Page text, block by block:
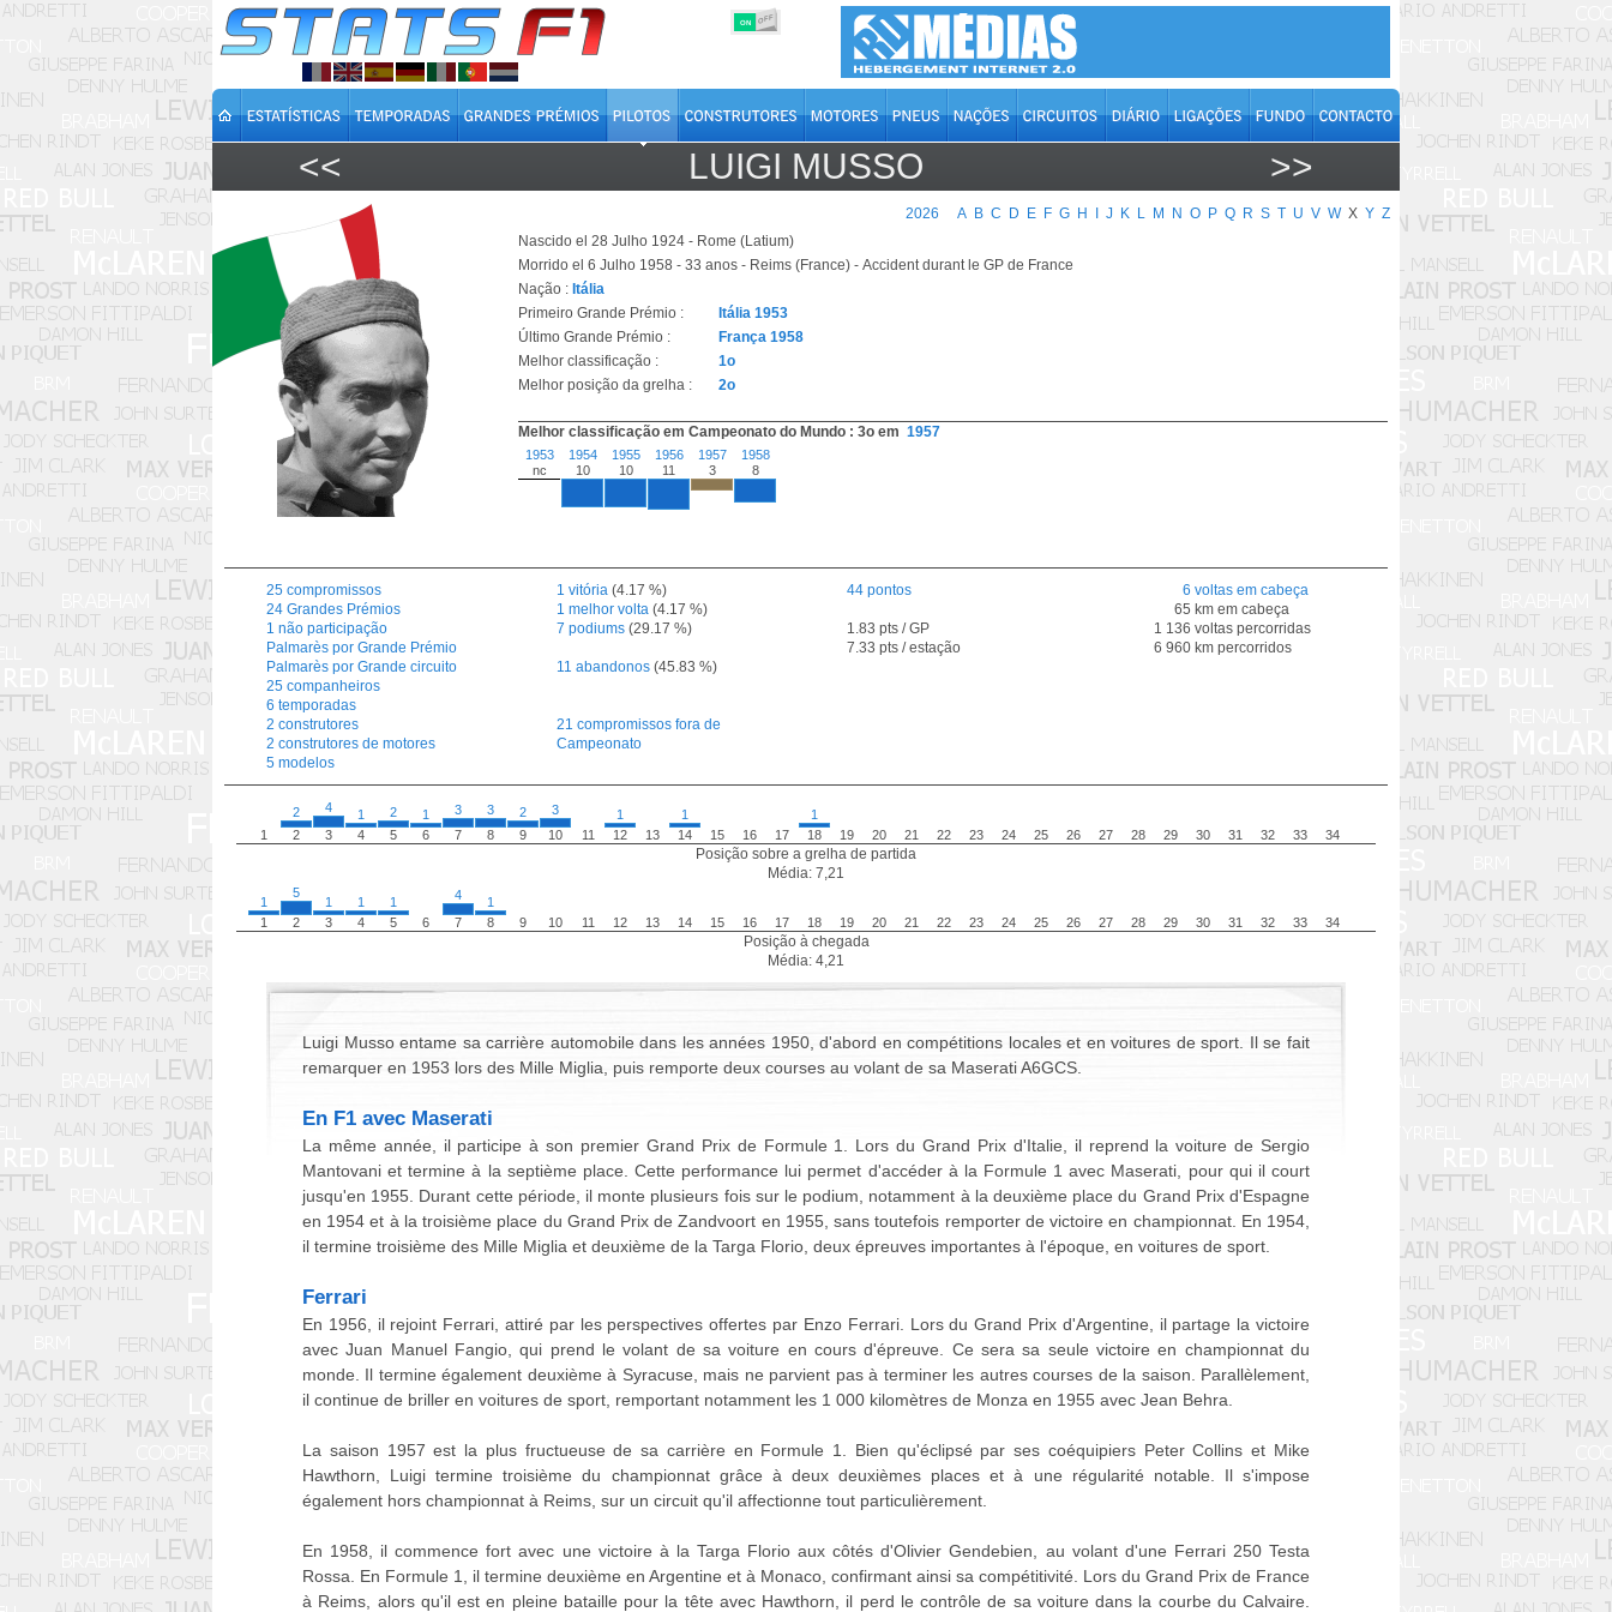
ON OFF
<< LUIGI MUSSO >>
2026 A B C D E F G H J K L M N O P Q R S T U V W X Y Z
Nascido el 28 Julho 1924 - Rome (Latium)
Morrido el 6 Julho 1958 - 33 anos - Reims (France) - Accident durant le GP de France
Nação : Itália
Primeiro Grande Prémio :
Itália 1953
Último Grande Prémio :
França 1958
Melhor classificação :
1o
Melhor posição da grelha :
2o
Melhor classificação em Campeonato do Mundo : 3o em 1957
1953
nc
1954
10
1955
10
1956
11
1957
3
1958
8
25 compromissos
24 Grandes Prémios
1 não participação
Palmarès por Grande Prémio
Palmarès por Grande circuito
25 companheiros
6 temporadas
2 construtores
2 construtores de motores
5 modelos
1 vitória (4.17 %)
1 melhor volta (4.17 %)
7 podiums (29.17 %)
11 abandonos (45.83 %)
21 compromissos fora de
Campeonato
44 pontos
1.83 pts / GP
7.33 pts / estação
6 voltas em cabeça
65 km em cabeça
1 136 voltas percorridas
6 960 km percorridos
1
2
2
4
3
1
4
2
5
1
6
3
7
3
8
2
9
3
10
11
1
12
13
1
14
15 16 17
1
18
19 20 21 22 23 24 25 26 27 28 29 30 31 32 33 34
Posição sobre a grelha de partida
Média: 7,21
1
1
5
2
1
3
1
4
1
5
6
4
7
1
8
9 10 11 12 13 14 15 16 17 18 19 20 21 22 23 24 25 26 27 28 29 30 31 32 33 34
Posição à chegada
Média: 4,21
Luigi Musso entame sa carrière automobile dans les années 1950, d'abord en compétitions locales et en voitures de sport. Il se fait
remarquer en 1953 lors des Mille Miglia, puis remporte deux courses au volant de sa Maserati A6GCS.
En F1 avec Maserati
La même année, il participe à son premier Grand Prix de Formule 1. Lors du Grand Prix d'Italie, il reprend la voiture de Sergio
Mantovani et termine à la septième place. Cette performance lui permet d'accéder à la Formule 1 avec Maserati, pour qui il court
jusqu'en 1955. Durant cette période, il monte plusieurs fois sur le podium, notamment à la deuxième place du Grand Prix d'Espagne
en 1954 et à la troisième place du Grand Prix de Zandvoort en 1955, sans toutefois remporter de victoire en championnat. En 1954,
il termine troisième des Mille Miglia et deuxième de la Targa Florio, deux épreuves importantes à l'époque, en voitures de sport.
Ferrari
En 1956, il rejoint Ferrari, attiré par les perspectives offertes par Enzo Ferrari. Lors du Grand Prix d'Argentine, il partage la victoire
avec Juan Manuel Fangio, qui prend le volant de sa voiture en cours d'épreuve. Ce sera sa seule victoire en championnat du
monde. Il termine également deuxième à Syracuse, mais ne parvient pas à terminer les autres courses de la saison. Parallèlement,
il continue de briller en voitures de sport, remportant notamment les 1 000 kilomètres de Monza en 1955 avec Jean Behra.
La saison 1957 est la plus fructueuse de sa carrière en Formule 1. Bien qu'éclipsé par ses coéquipiers Peter Collins et Mike
Hawthorn, Luigi termine troisième du championnat grâce à deux deuxièmes places et à une régularité notable. Il s'impose
également hors championnat à Reims, sur un circuit qu'il affectionne tout particulièrement.
En 1958, il commence fort avec une victoire à la Targa Florio aux côtés d'Olivier Gendebien, au volant d'une Ferrari 250 Testa
Rossa. En Formule 1, il termine deuxième en Argentine et à Monaco, confirmant ainsi sa compétitivité. Lors du Grand Prix de France
à Reims, alors qu'il est en pleine bataille pour la tête avec Hawthorn, il perd le contrôle de sa voiture dans la courbe du Calvaire.